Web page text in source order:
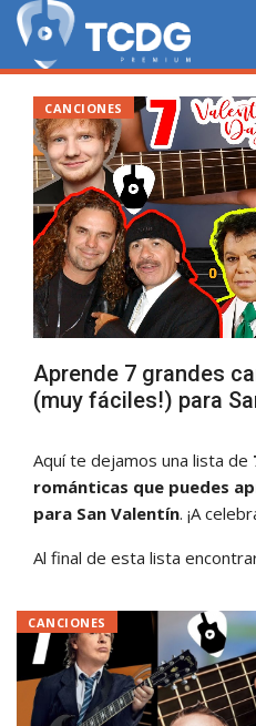
Aprende 7 grandes
(muy fáciles!) para
CANCIONES
Aquí te dejamos una lista de
románticas que puedes
para San Valentín. ¡A
Al final de esta lista
CANCIONES